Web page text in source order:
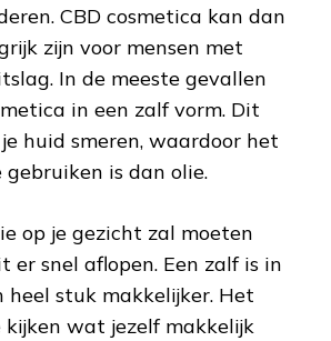
CBD cosmetica kan dan
zijn voor mensen met
In de meeste gevallen
in een zalf vorm. Dit
huid smeren, waardoor het
is dan olie.
op je gezicht zal moeten
er snel aflopen. Een zalf is in
heel stuk makkelijker. Het
kijken wat jezelf makkelijk